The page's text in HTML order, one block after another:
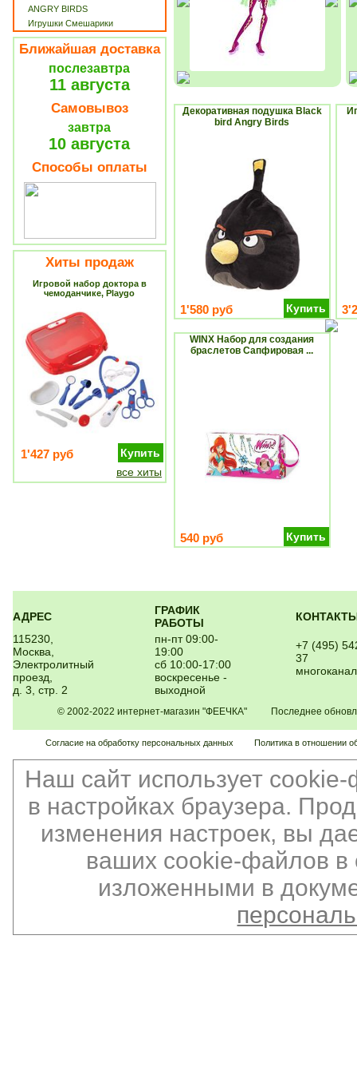
ANGRY BIRDS
Игрушки Смешарики
Ближайшая доставка
послезавтра
11 августа
Самовывоз
завтра
10 августа
Способы оплаты
Хиты продаж
Игровой набор доктора в
чемоданчике, Playgo
1'427 руб
Купить
все хиты
Декоративная подушка Black
bird Angry Birds
1'580 руб Купить
WINX Набор для создания
браслетов Сапфировая ...
540 руб Купить
АДРЕС
ГРАФИК
РАБОТЫ
115230,
Москва,
Электролитный
проезд,
д. 3, стр. 2
пн-пт 09:00-
19:00
сб 10:00-17:00
воскресенье -
выходной
+7 (495)
37
© 2002-2022 интернет-магазин "ФЕЕЧКА" Последнее
Согласие на обработку персональных данных Политика в отношении
Наш сайт использует
в настройках браузера.
изменения настроек, вы
ваших cookie-файлов в
изложенными в